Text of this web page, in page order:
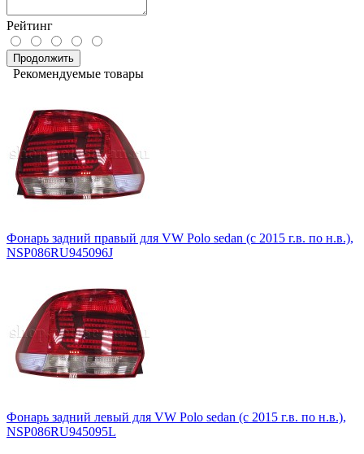
Рейтинг
Продолжить
Рекомендуемые товары
Фонарь задний правый для VW Polo sedan (с 2015 г.в. по н.в.),
NSP086RU945096J
Фонарь задний левый для VW Polo sedan (с 2015 г.в. по н.в.),
NSP086RU945095L